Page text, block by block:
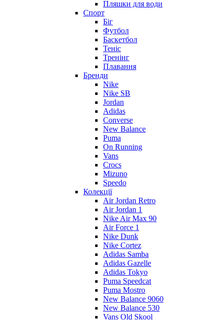
Пляшки для води
Спорт
Біг
Футбол
Баскетбол
Теніс
Тренінг
Плавання
Бренди
Nike
Nike SB
Jordan
Adidas
Converse
New Balance
Puma
On Running
Vans
Crocs
Mizuno
Speedo
Колекції
Air Jordan Retro
Air Jordan 1
Nike Air Max 90
Air Force 1
Nike Dunk
Nike Cortez
Adidas Samba
Adidas Gazelle
Adidas Tokyo
Puma Speedcat
Puma Mostro
New Balance 9060
New Balance 530
Vans Old Skool